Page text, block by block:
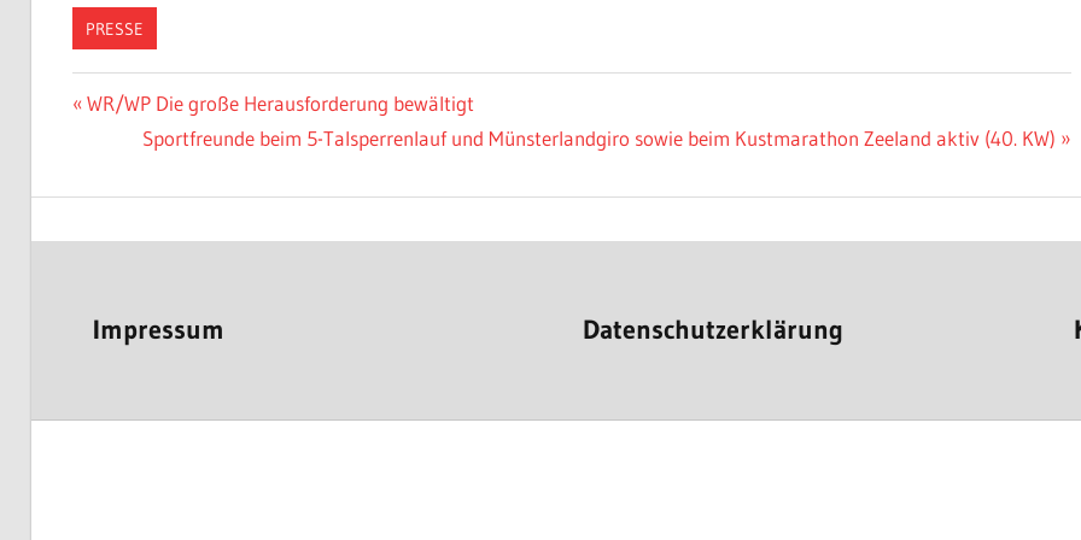
PRESSE
Beitragsnavigation
Vorheriger
Beitrag:
WR/WP Die große Herausforderung bewältigt
Nächster
Sportfreunde beim 5-Talsperrenlauf und Münsterlandgiro sowie beim Kustmarathon Zeeland aktiv (40. KW)
Impressum Datenschutzerklärung